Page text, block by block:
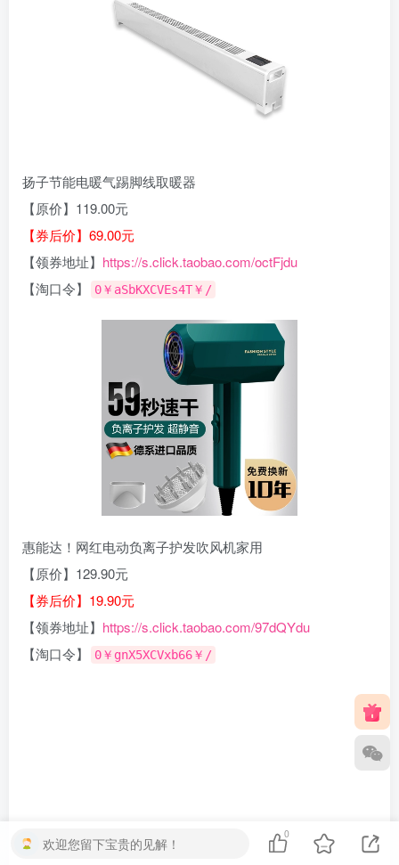
扬子节能电暖气踢脚线取暖器
【原价】119.00元
【券后价】69.00元
【领券地址】 https://s.click.taobao.com/octFjdu
【淘口令】
0￥aSbKXCVEs4T￥/
惠能达！网红电动负离子护发吹风机家用
【原价】129.90元
【券后价】19.90元
【领券地址】 https://s.click.taobao.com/97dQYdu
【淘口令】
0￥gnX5XCVxb66￥/
欢迎您留下宝贵的见解！
0